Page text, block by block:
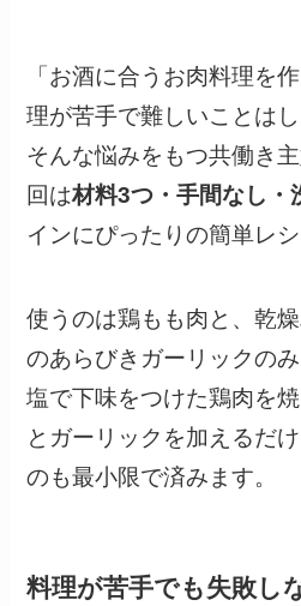
「お酒に合うお肉料理を
理が苦手で難しいことは
そんな悩みをもつ共働き
回は材料3つ・手間なし・
インにぴったりの簡単レ
使うのは鶏もも肉と、乾
のあらびきガーリックのみ
塩で下味をつけた鶏肉を
とガーリックを加えるだ
のも最小限で済みます。
料理が苦手でも失敗し